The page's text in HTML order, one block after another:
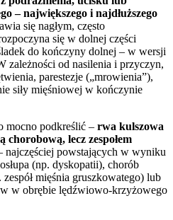
– największego i najdłuższego
się nagłym, często
się w dolnej części
do kończyny dolnej – w wersji
zależności od nasilenia i przyczyn,
parestezje („mrowienia”),
siły mięśniowej w kończynie
mocno podkreślić – rwa kulszowa
chorobową, lecz zespołem
najczęściej powstających w wyniku
(np. dyskopatii), chorób
mięśnia gruszkowatego) lub
w obrębie lędźwiowo-krzyżowego